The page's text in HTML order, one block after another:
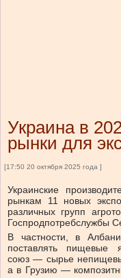
Украина в
рынки для
[17:50 20 октября 2025 года ]
Украинские
рынкам 11 новых
различных групп
Госпродпотребслужбы
В частности, в
поставлять пищевые
союз — сырье
а в Грузию —